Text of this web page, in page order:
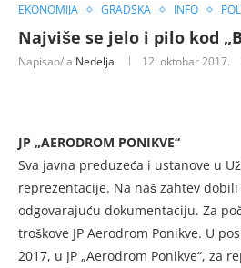
EKONOMIJA GRADSKA INFO
Najviše se jelo i pilo kod
Napisao/la Nedelja 12. oktobar 2017.
JP „AERODROM PONIKVE“
Sva javna preduzeća i ustanove u
reprezentacije. Na naš zahtev
odgovarajuću dokumentaciju. Za
troškove JP Aerodrom Ponikve. U
2017, u JP „Aerodrom Ponikve“, za